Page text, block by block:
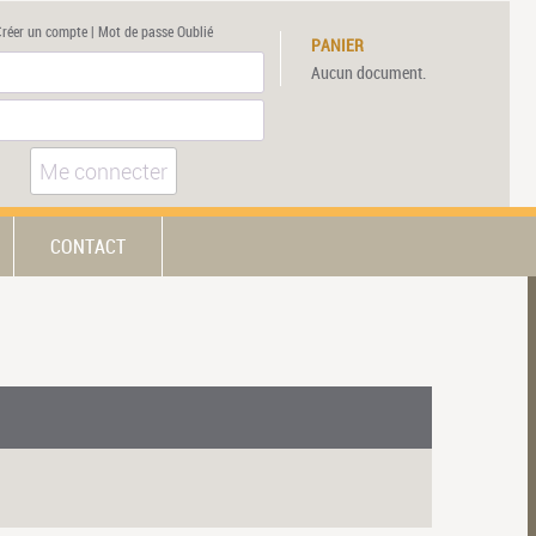
un compte| Mot de passe Oublié
Me connecter
PANIER
Aucun document.
CONTACT